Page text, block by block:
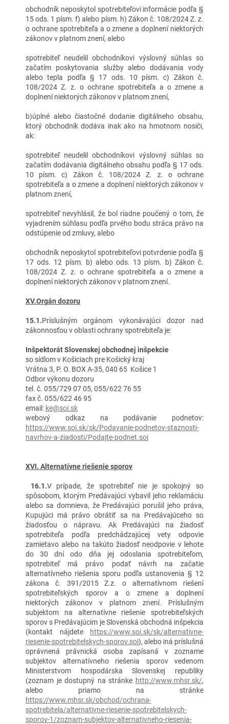
obchodník neposkytol spotrebiteľovi informácie podľa §
15 ods. 1 písm. f) alebo písm. h) Zákon č. 108/2024 Z. z.
o ochrane spotrebiteľa a o zmene a doplnení niektorých
zákonov v platnom znení, alebo
spotrebiteľ neudelil obchodníkovi výslovný súhlas so
začatím poskytovania služby alebo dodávania vody
alebo tepla podľa § 17 ods. 10 písm. c) Zákon č.
108/2024 Z. z. o ochrane spotrebiteľa a o zmene a
doplnení niektorých zákonov v platnom znení,
b)úplné alebo čiastočné dodanie digitálneho obsahu,
ktorý obchodník dodáva inak ako na hmotnom nosiči,
ak:
spotrebiteľ neudelil obchodníkovi výslovný súhlas so
začatím dodávania digitálneho obsahu podľa § 17 ods.
10 písm. c) Zákon č. 108/2024 Z. z. o ochrane
spotrebiteľa a o zmene a doplnení niektorých zákonov v
platnom znení,
spotrebiteľ nevyhlásil, že bol riadne poučený o tom, že
vyjadrením súhlasu podľa prvého bodu stráca právo na
odstúpenie od zmluvy, alebo
obchodník neposkytol spotrebiteľovi potvrdenie podľa §
17 ods. 12 písm. b) alebo ods. 13 písm. b) Zákon č.
108/2024 Z. z. o ochrane spotrebiteľa a o zmene a
doplnení niektorých zákonov v platnom znení.
XV.Orgán dozoru
15.1.Príslušným orgánom vykonávajúci dozor nad
zákonnosťou v oblasti ochrany spotrebiteľa je:
Inšpektorát Slovenskej obchodnej inšpekcie
so sídlom v Košiciach pre Košický kraj
Vrátna 3, P. O. BOX A-35, 040 65 Košice 1
Odbor výkonu dozoru
tel. č. 055/729 07 05, 055/622 76 55
fax č. 055/622 46 95
email: ke@soi.sk
webový odkaz na podávanie podnetov:
https://www.soi.sk/sk/Podavanie-podnetov-staznosti-
navrhov-a-ziadosti/Podajte-podnet.soi
XVI. Alternatívne riešenie sporov
16.1.V prípade, že spotrebiteľ nie je spokojný so
spôsobom, ktorým Predávajúci vybavil jeho reklamáciu
alebo sa domnieva, že Predávajúci porušil jeho práva,
Kupujúci má právo obrátiť sa na Predávajúceho so
žiadosťou o nápravu. Ak Predávajúci na žiadosť
spotrebiteľa podľa predchádzajúcej vety odpovie
zamietavo alebo na takúto žiadosť neodpovie v lehote
do 30 dní odo dňa jej odoslania spotrebiteľom,
spotrebiteľ má právo podať návrh na začatie
alternatívneho riešenia sporu podľa ustanovenia § 12
zákona č. 391/2015 Z.z. o alternatívnom riešení
spotrebiteľských sporov a o zmene a doplnení
niektorých zákonov v platnom znení. Príslušným
subjektom na alternatívne riešenie spotrebiteľských
sporov s Predávajúcim je Slovenská obchodná inšpekcia
(kontakt nájdete
https://www.soi.sk/sk/alternativne-
riesenie-spotrebitelskych-sporov.soi), alebo iná príslušná
oprávnená právnická osoba zapísaná v zozname
subjektov alternatívneho riešenia sporov vedenom
Ministerstvom hospodárska Slovenskej republiky
(zoznam je dostupný na stránke http://www.mhsr.sk/,
alebo priamo na stránke
https://www.mhsr.sk/obchod/ochrana-
spotrebitela/alternativne-riesenie-spotrebitelskych-
sporov-1/zoznam-subjektov-alternativneho-riesenia-